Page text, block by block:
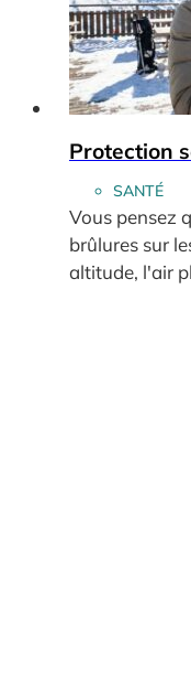
Protection
SANTÉ
Vous pensez
brûlures sur
altitude, l'air